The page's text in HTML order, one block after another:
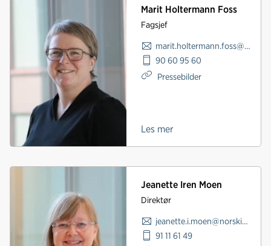
Marit Holtermann Foss
Fagsjef
marit.holtermann.foss@norskindustri.no
90 60 95 60
Pressebilder
Les mer
Jeanette Iren Moen
Direktør
jeanette.i.moen@norskindustri.no
91 11 61 49